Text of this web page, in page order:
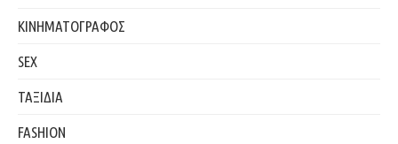
ΚΙΝΗΜΑΤΟΓΡΑΦΟΣ
SEX
ΤΑΞΙΔΙΑ
FASHION